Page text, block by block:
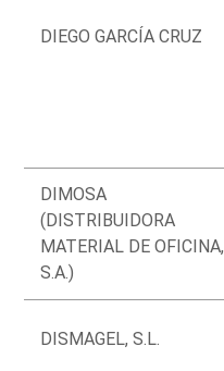
DIEGO GARCÍA CRUZ
DIMOSA
(DISTRIBUIDORA
MATERIAL DE OFICINA,
S.A.)
DISMAGEL, S.L.